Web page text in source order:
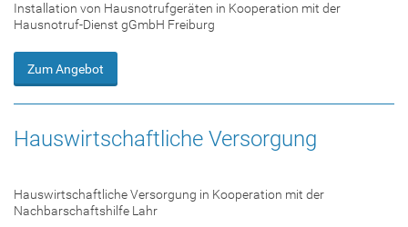
Installation von Hausnotrufgeräten in Kooperation mit der
Hausnotruf-Dienst gGmbH Freiburg
Zum Angebot
Hauswirtschaftliche Versorgung
Hauswirtschaftliche Versorgung in Kooperation mit der
Nachbarschaftshilfe Lahr